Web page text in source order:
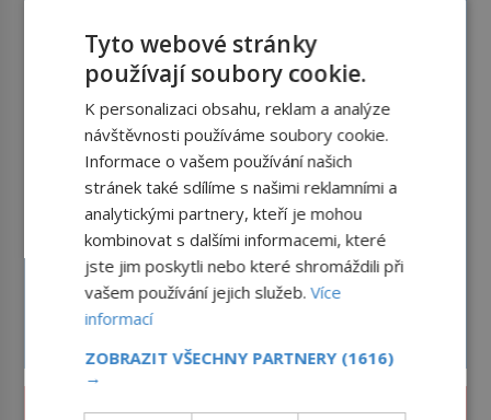
SVĚT ZLOČINU
Tyto webové stránky
používají soubory cookie.
K personalizaci obsahu, reklam a analýze
návštěvnosti používáme soubory cookie.
Informace o vašem používání našich
stránek také sdílíme s našimi reklamními a
analytickými partnery, kteří je mohou
kombinovat s dalšími informacemi, které
jste jim poskytli nebo které shromáždili při
vašem používání jejich služeb.Více
informací
ZOBRAZIT VŠECHNY PARTNERY (1616)
→